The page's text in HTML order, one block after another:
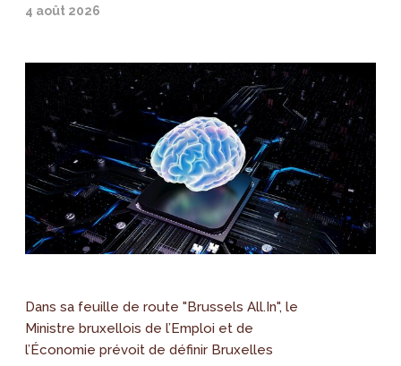
4 août 2026
Dans sa feuille de route "Brussels All.In", le
Ministre bruxellois de l’Emploi et de
l’Économie prévoit de définir Bruxelles